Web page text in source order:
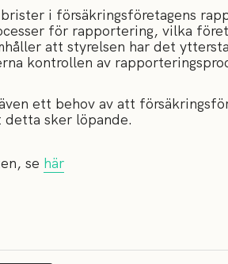
i försäkringsföretagens
för rapportering, vilka
att styrelsen har det
kontrollen av
ett behov av att
sker löpande.
se här